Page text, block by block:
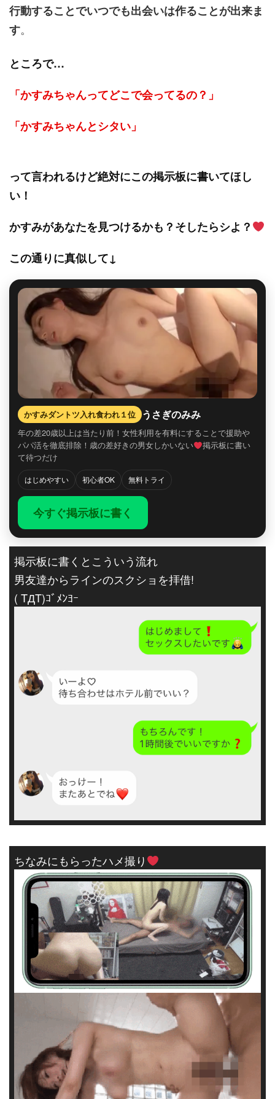
行動することでいつでも出会いは作ることが出来ま
す。
ところで…
「かすみちゃんってどこで会ってるの？」
「かすみちゃんとシタい」
って言われるけど絶対にこの掲示板に書いてほし
い！
かすみがあなたを見つけるかも？そしたらシよ？
この通りに真似して↓
かすみダントツ入れ食われ１位 うさぎのみみ
年の差20歳以上は当たり前！女性利用を有料にすることで援助や
パパ活を徹底排除！歳の差好きの男女しかいない
掲示板に書い
て待つだけ
はじめやすい 初心者OK 無料トライ
今すぐ掲示板に書く
掲示板に書くとこういう流れ
男友達からラインのスクショを拝借!
( TДT)ｺﾞﾒﾝﾖｰ
ちなみにもらったハメ撮り